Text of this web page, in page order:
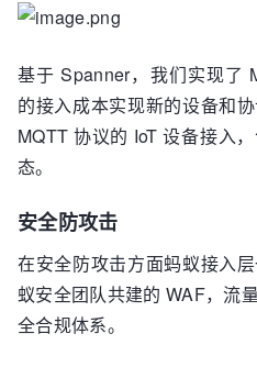
基于 Spanner，我们实现了
的接入成本实现新的设备和
MQTT 协议的 IoT 设备接入
态。
安全防攻击
在安全防攻击方面蚂蚁接入
蚁安全团队共建的 WAF，流
全合规体系。